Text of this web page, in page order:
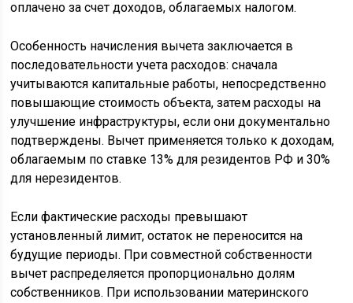
оплачено за счет доходов, облагаемых налогом.
Особенность начисления вычета заключается в
последовательности учета расходов: сначала
учитываются капитальные работы, непосредственно
повышающие стоимость объекта, затем расходы на
улучшение инфраструктуры, если они документально
подтверждены. Вычет применяется только к доходам,
облагаемым по ставке 13% для резидентов РФ и 30%
для нерезидентов.
Если фактические расходы превышают
установленный лимит, остаток не переносится на
будущие периоды. При совместной собственности
вычет распределяется пропорционально долям
собственников. При использовании материнского